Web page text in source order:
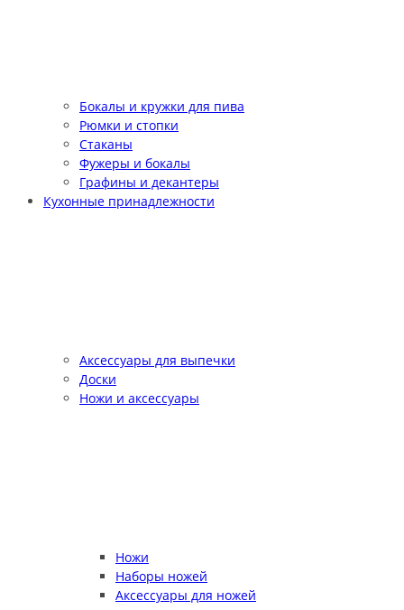
Бокалы и кружки для пива
Рюмки и стопки
Стаканы
Фужеры и бокалы
Графины и декантеры
Кухонные принадлежности
Аксессуары для выпечки
Доски
Ножи и аксессуары
Ножи
Наборы ножей
Аксессуары для ножей